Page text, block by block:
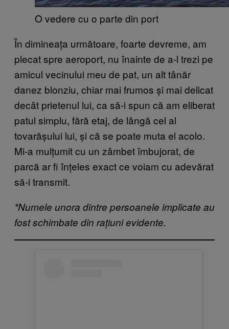
O vedere cu o parte din port
În dimineața următoare, foarte devreme, am
plecat spre aeroport, nu înainte de a-l trezi pe
amicul vecinului meu de pat, un alt tânăr
danez blonziu, chiar mai frumos și mai delicat
decât prietenul lui, ca să-i spun că am eliberat
patul simplu, fără etaj, de lângă cel al
tovarășului lui, și că se poate muta el acolo.
Mi-a mulțumit cu un zâmbet îmbujorat, de
parcă ar fi înțeles exact ce voiam cu adevărat
să-i transmit.
*Numele unora dintre persoanele implicate au
fost schimbate din rațiuni evidente.